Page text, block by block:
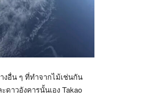
อื่น ๆ ที่ทำจากไม้เช่นกัน
าวอังคารนั้นเอง Takao